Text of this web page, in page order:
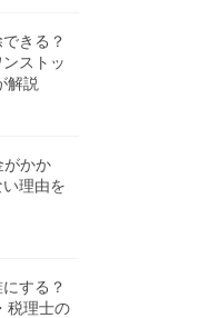
きる？
ストッ
解説
がかか
理由を
する？
税理士の